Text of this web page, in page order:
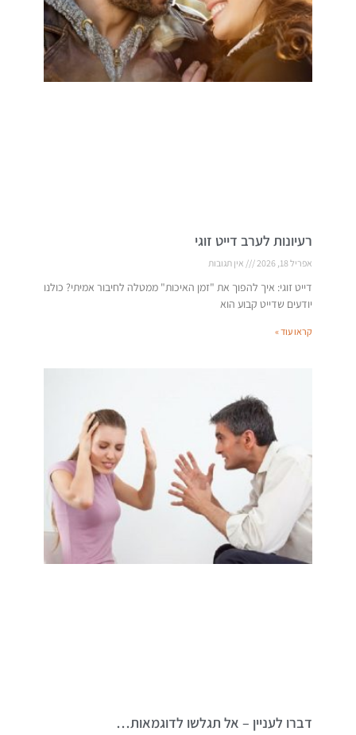
רעיונות לערב דייט זוגי
אפריל 18, 2026 אין תגובות
דייט זוגי: איך להפוך את "זמן האיכות" ממטלה לחיבור אמיתי? כולנו
יודעים שדייט קבוע הוא
קראו עוד »
דברו לעניין – אל תגלשו לדוגמאות…